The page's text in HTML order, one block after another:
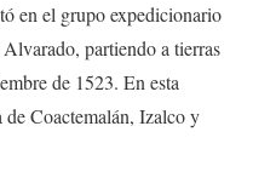
en el grupo expedicionario
partiendo a tierras
de 1523. En esta
Coactemalán, Izalco y